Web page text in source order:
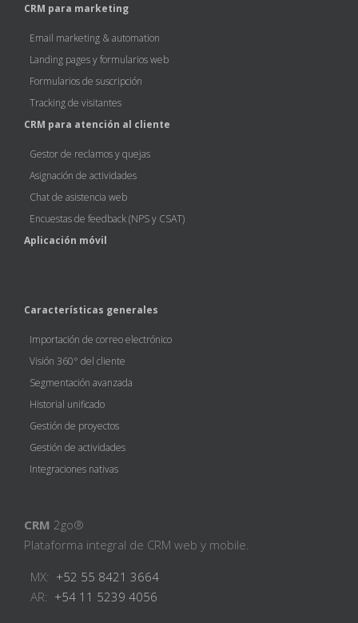
CRM para marketing
Email marketing & automation
Landing pages y formularios web
Formularios de suscripción
Tracking de visitantes
CRM para atención al cliente
Gestor de reclamos y quejas
Asignación de actividades
Chat de asistencia web
Encuestas de feedback (NPS y CSAT)
Aplicación móvil
Características generales
Importación de correo electrónico
Visión 360° del cliente
Segmentación avanzada
Historial unificado
Gestión de proyectos
Gestión de actividades
Integraciones nativas
CRM 2go®
Plataforma integral de CRM web y mobile.
MX: +52 55 8421 3664
AR: +54 11 5239 4056